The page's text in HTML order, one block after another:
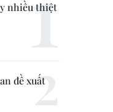
nhiều thiệt
đề xuất